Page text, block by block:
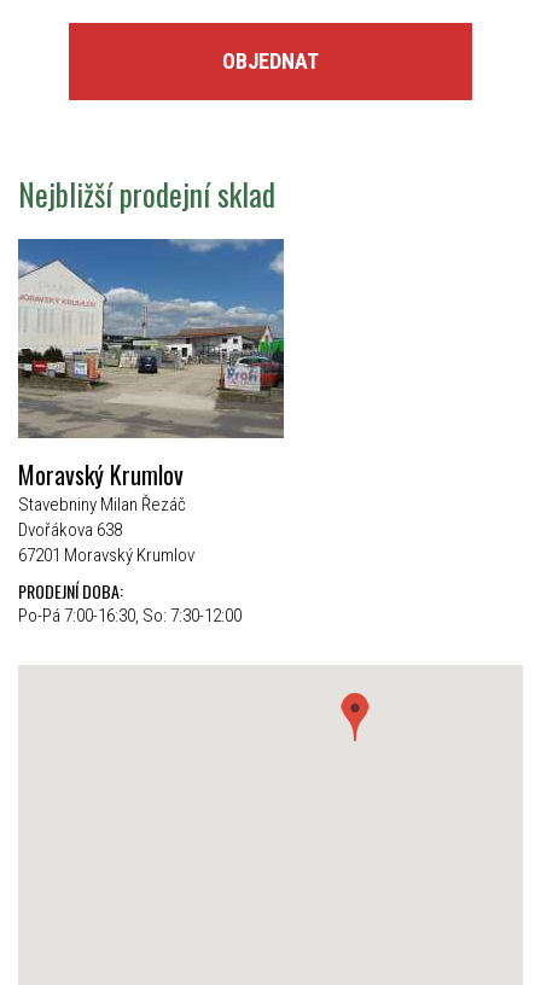
OBJEDNAT
Nejbližší prodejní sklad
Moravský Krumlov
Stavebniny Milan Řezáč
Dvořákova 638
67201 Moravský Krumlov
PRODEJNÍ DOBA:
Po-Pá 7:00-16:30, So: 7:30-12:00